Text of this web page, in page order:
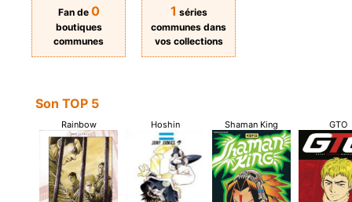
Fan de 0
boutiques
communes
1 séries
communes dans
vos collections
Son TOP 5
Rainbow Hoshin Shaman King GTO